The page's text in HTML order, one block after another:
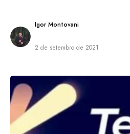
Igor Montovani
2 de setembro de 2021